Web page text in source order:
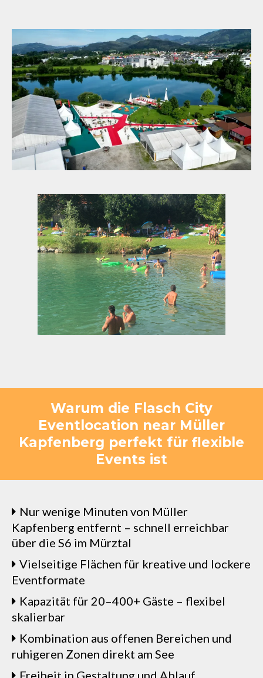
Warum die Flasch City
Eventlocation near Müller
Kapfenberg perfekt für flexible
Events ist
Nur wenige Minuten von Müller
Kapfenberg entfernt – schnell erreichbar
über die S6 im Mürztal
Vielseitige Flächen für kreative und lockere
Eventformate
Kapazität für 20–400+ Gäste – flexibel
skalierbar
Kombination aus offenen Bereichen und
ruhigeren Zonen direkt am See
Freiheit in Gestaltung und Ablauf